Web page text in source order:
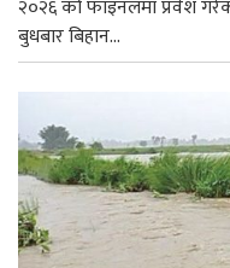
२०२६ को फाइनलमा प्रवेश
बुधबार बिहान...